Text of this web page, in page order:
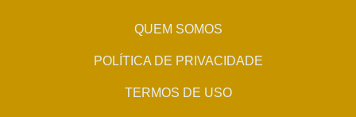
QUEM SOMOS
POLÍTICA DE PRIVACIDADE
TERMOS DE USO